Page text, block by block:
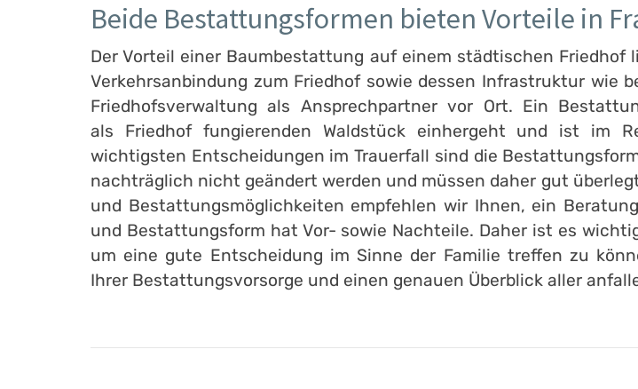
Beide Bestattungsformen bieten Vorteile in
Der Vorteil einer Baumbestattung auf einem städtischen
Verkehrsanbindung zum Friedhof sowie dessen Infrastruktur wie
Friedhofsverwaltung als Ansprechpartner vor Ort. Ein
als Friedhof fungierenden Waldstück einhergeht und ist im
wichtigsten Entscheidungen im Trauerfall sind die
nachträglich nicht geändert werden und müssen daher gut
und Bestattungsmöglichkeiten empfehlen wir Ihnen, ein
und Bestattungsform hat Vor- sowie Nachteile. Daher ist es
um eine gute Entscheidung im Sinne der Familie treffen zu
Ihrer Bestattungsvorsorge und einen genauen Überblick aller